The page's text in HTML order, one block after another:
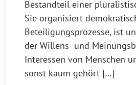
Bestandteil einer
Sie organisiert
Beteiligungsprozesse, ist
der Willens- und
Interessen von Menschen
sonst kaum gehört […]